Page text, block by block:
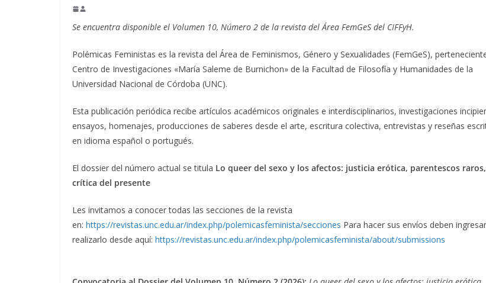
Se encuentra disponible el Volumen 10, Número 2 de la revista del Área FemGeS del CIFFyH.
Polémicas Feministas es la revista del Área de Feminismos, Género y Sexualidades (FemGeS),
Centro de Investigaciones «María Saleme de Burnichon» de la Facultad de Filosofía y Humanidades de la
Universidad Nacional de Córdoba (UNC).
Esta publicación periódica recibe artículos académicos originales e interdisciplinarios, investigaciones
ensayos, homenajes, producciones de saberes desde el arte, escritura colectiva, entrevistas y reseñas
en idioma español o portugués.
El dossier del número actual se titula Lo queer del sexo y los afectos: justicia erótica, parentescos raros,
crítica del presente
Les invitamos a conocer todas las secciones de la revista
en: https://revistas.unc.edu.ar/index.php/polemicasfeminista/secciones Para hacer sus envíos deben
realizarlo desde aquí: https://revistas.unc.edu.ar/index.php/polemicasfeminista/about/submissions